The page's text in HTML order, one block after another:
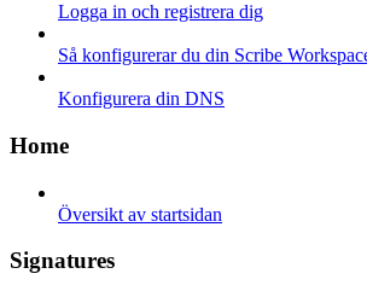
Logga in och registrera dig
Så konfigurerar du din Scribe
Konfigurera din DNS
Home
Översikt av startsidan
Signatures